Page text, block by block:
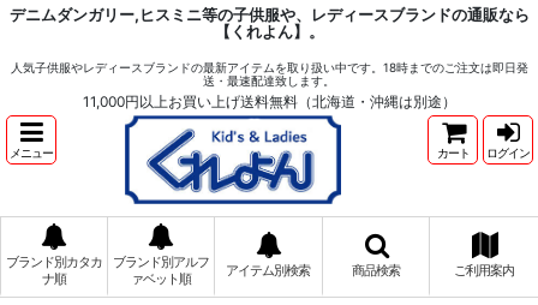
デニムダンガリー,ヒスミニ等の子供服や、レディースブランドの通販なら
【くれよん】。
人気子供服やレディースブランドの最新アイテムを取り扱い中です。18時までのご注文は即日発
送・最速配達致します。
11,000円以上お買い上げ送料無料（北海道・沖縄は別途）
メニュー カート ログイン
ブランド別カタカ
ナ順
ブランド別アルフ
ァベット順
アイテム別検索 商品検索 ご利用案内